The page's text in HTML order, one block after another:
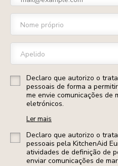
Nome próprio
Apelido
Declaro que autorizo o
pessoais de forma a
me envie comunicações de
eletrónicos.
Ler mais
Declaro que autorizo o
pessoais pela KitchenAid
atividades de definição de
enviar comunicações de